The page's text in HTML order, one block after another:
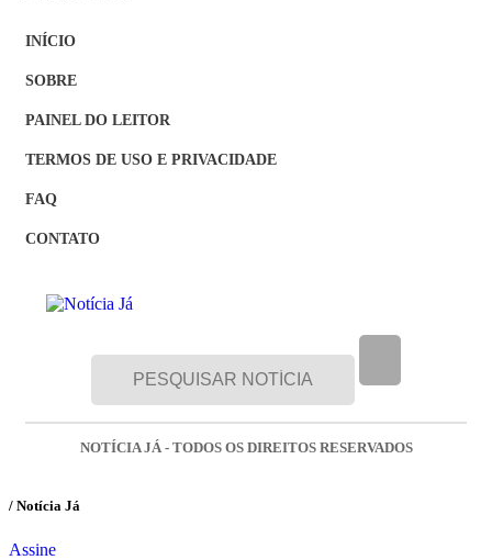
INÍCIO
SOBRE
PAINEL DO LEITOR
TERMOS DE USO E PRIVACIDADE
FAQ
CONTATO
NOTÍCIA JÁ - TODOS OS DIREITOS RESERVADOS
/ Notícia Já
Assine